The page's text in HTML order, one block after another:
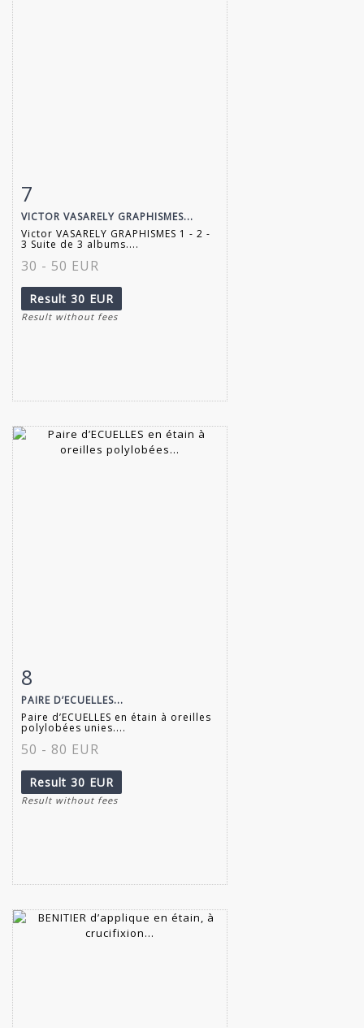
7
VICTOR VASARELY GRAPHISMES...
Victor VASARELY GRAPHISMES 1 - 2 -
3 Suite de 3 albums....
30 - 50 EUR
Result 30 EUR
Result without fees
8
PAIRE D’ECUELLES...
Paire d’ECUELLES en étain à oreilles
polylobées unies....
50 - 80 EUR
Result 30 EUR
Result without fees